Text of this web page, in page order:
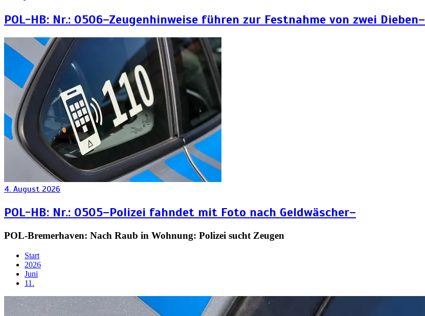
POL-HB: Nr.: 0506–Zeugenhinweise führen zur Festnahme von zwei Dieben–
4. August 2026
POL-HB: Nr.: 0505–Polizei fahndet mit Foto nach Geldwäscher–
POL-Bremerhaven: Nach Raub in Wohnung: Polizei sucht Zeugen
Start
2026
Juni
11.